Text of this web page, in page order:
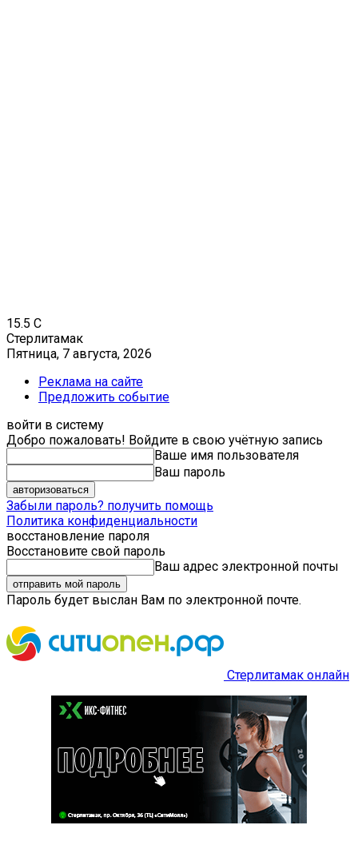
15.5 C
Стерлитамак
Пятница, 7 августа, 2026
Реклама на сайте
Предложить событие
войти в систему
Добро пожаловать! Войдите в свою учётную запись
Ваше имя пользователя
Ваш пароль
Забыли пароль? получить помощь
Политика конфиденциальности
восстановление пароля
Восстановите свой пароль
Ваш адрес электронной почты
Пароль будет выслан Вам по электронной почте.
Стерлитамак онлайн